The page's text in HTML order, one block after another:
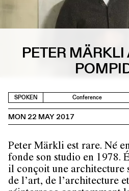
FR/EN
PETER
SPOKEN Conference
MON 22 MAY 2017
Peter Märkli est rare. Né
fonde son studio en 1978.
il conçoit une architecture
de l’art, de l’architecture